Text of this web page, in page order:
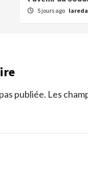
5 jours ago
publiée. Les